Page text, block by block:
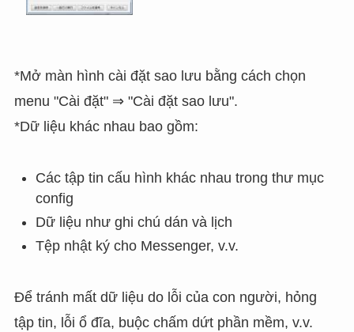
*Mở màn hình cài đặt sao lưu bằng cách chọn
menu "Cài đặt" ⇒ "Cài đặt sao lưu".
*Dữ liệu khác nhau bao gồm:
Các tập tin cấu hình khác nhau trong thư mục
config
Dữ liệu như ghi chú dán và lịch
Tệp nhật ký cho Messenger, v.v.
Để tránh mất dữ liệu do lỗi của con người, hỏng
tập tin, lỗi ổ đĩa, buộc chấm dứt phần mềm, v.v.